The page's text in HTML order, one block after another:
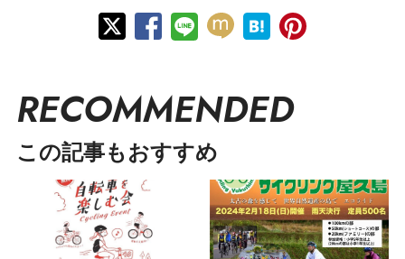
RECOMMENDED
この記事もおすすめ